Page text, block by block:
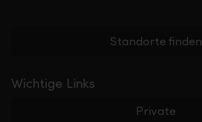
Standorte finden
Wichtige Links
Private